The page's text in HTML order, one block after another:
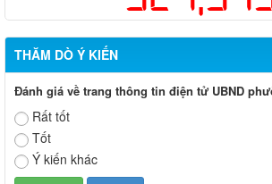
THĂM DÒ Ý KIẾN
Đánh giá về trang thông tin điện tử UBND
Rất tốt
Tốt
Ý kiến khác